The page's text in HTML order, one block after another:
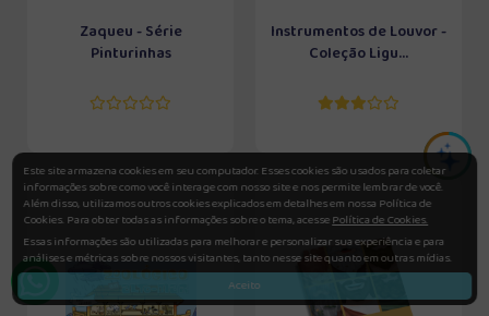
Zaqueu - Série
Pinturinhas
Instrumentos de Louvor -
Coleção Ligu...
Este site armazena cookies em seu computador. Esses cookies são usados para coletar
informações sobre como você interage com nosso site e nos permite lembrar de você.
Além disso, utilizamos outros cookies explicados em detalhes em nossa Política de
Cookies. Para obter todas as informações sobre o tema, acessePolítica de Cookies.
Essas informações são utilizadas para melhorar e personalizar sua experiência e para
análises e métricas sobre nossos visitantes, tanto nesse site quanto em outras mídias.
Aceito